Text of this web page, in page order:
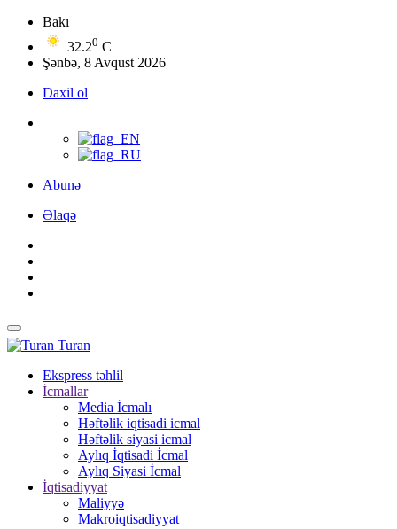
Bakı
32.20 C
Şənbə, 8 Avqust 2026
Daxil ol
Abunə
Əlaqə
Turan
Ekspress təhlil
İcmallar
Media İcmalı
Həftəlik iqtisadi icmal
Həftəlik siyasi icmal
Aylıq İqtisadi İcmal
Aylıq Siyasi İcmal
İqtisadiyyat
Maliyyə
Makroiqtisadiyyat